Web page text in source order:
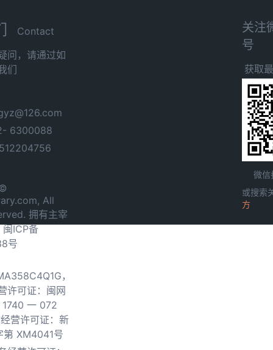
Contact
问，请通过如
们
6300088
All
拥有主宰
闽ICP备
号
，
许可证：闽网
一 072
营许可证：新
第 XM4041号
关注
号
获取
微信
或搜索
方